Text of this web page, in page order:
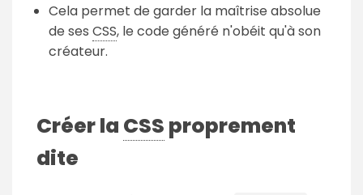
Cela permet de garder la maîtrise absolue
de ses CSS, le code généré n'obéit qu'à son
créateur.
Créer la CSS proprement
dite